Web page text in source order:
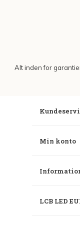
Alt inden for
Min konto
LCB LED